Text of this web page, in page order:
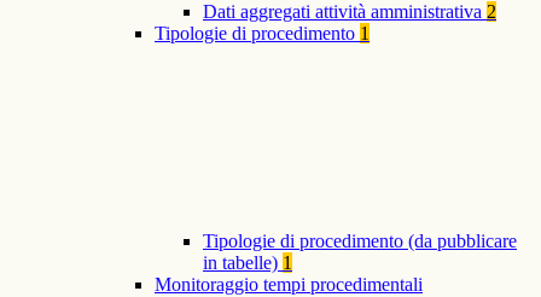
Dati aggregati attività amministrativa 2
Tipologie di procedimento 1
Tipologie di procedimento (da pubblicare
in tabelle) 1
Monitoraggio tempi procedimentali